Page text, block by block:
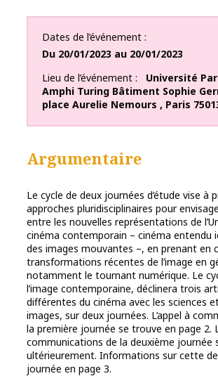
Dates de l’événement
Du 20/01/2023 au 20/01/2023
Lieu de l’événement
Université
Amphi Turing Bâtiment Sophie
place Aurelie Nemours , Paris
Argumentaire
Le cycle de deux journées d’étude vise à
approches pluridisciplinaires pour
entre les nouvelles représentations de
cinéma contemporain – cinéma entendu
des images mouvantes –, en prenant en
transformations récentes de l’image en
notamment le tournant numérique. Le
l’image contemporaine, déclinera trois
différentes du cinéma avec les sciences
images, sur deux journées. L’appel à
la première journée se trouve en page 2.
communications de la deuxième journée
ultérieurement. Informations sur cette
journée en page 3.